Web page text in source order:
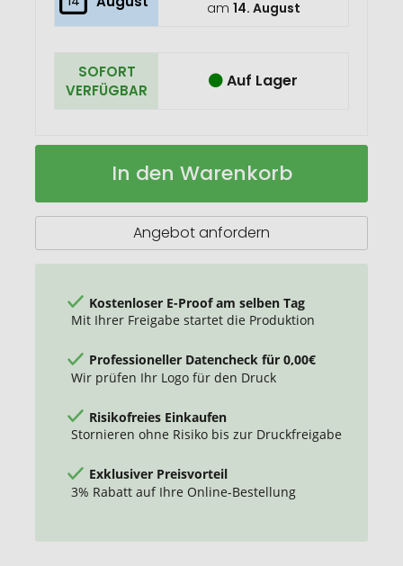
am 14. August
SOFORT
VERFÜGBAR
Auf Lager
Schweizer
Taschenmesser
Auf
In den Warenkorb
Angebot anfordern
Kostenloser E-Proof am selben Tag
Mit Ihrer Freigabe startet die Produktion
Professioneller Datencheck für 0,00€
Wir prüfen Ihr Logo für den Druck
Risikofreies Einkaufen
Stornieren ohne Risiko bis zur Druckfreigabe
Exklusiver Preisvorteil
3% Rabatt auf Ihre Online-Bestellung